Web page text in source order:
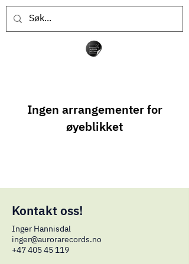
Ingen arrangementer for
øyeblikket
Kontakt oss!
Inger Hannisdal
inger@aurorarecords.no
+47 405 45 119